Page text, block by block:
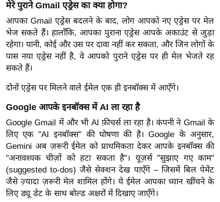
न्यू
ज
ब्री
फ
म
रं
ज
ज
ग
त
बॉ
ली
वु
मेरे पुराने Gmail एड्रेस का क्या होगा?
आपका Gmail एड्रेस बदलने के बाद, लोग आपको नए एड्रेस पर मेल
भेज सकते हैं। हालाँकि, आपका पुराना एड्रेस आपके अकाउंट से जुड़ा
रहेगा। यानी, कोई और उस पर दावा नहीं कर सकता, और जिन लोगों के
पास नया एड्रेस नहीं है, वे आपको पुराने एड्रेस पर ही मेल भेजते रह
सकते हैं।
दोनों एड्रेस पर मिलने वाले ईमेल एक ही इनबॉक्स में आएँगे।
Google आपके इनबॉक्स में AI ला रहा है
Google Gmail में और भी AI फ़ीचर्स ला रहा है। कंपनी ने Gmail के
लिए एक "AI इनबॉक्स" की घोषणा की है। Google के अनुसार,
Gemini अब ज़रूरी ईमेल को प्राथमिकता देकर आपके इनबॉक्स की
"अनावश्यक चीज़ों को हटा सकता है"। यूज़र्स "सुझाए गए काम"
(suggested to-dos) जैसे सेक्शन देख पाएँगे – जिसमें बिल पेमेंट
जैसे ज़्यादा ज़रूरी मेल शामिल होंगे। ये ईमेल आपका ध्यान खींचने के
लिए ड्यू डेट के साथ बोल्ड अक्षरों में दिखाए जाएँगे।